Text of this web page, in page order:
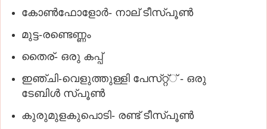
കോണ്‍ഫോളോര്‍- നാല്‌ ടീസ്‌പൂണ്‍
മുട്ട-രണ്ടെണ്ണം
തൈര്‌- ഒരു കപ്പ്‌
ഇഞ്ചി-വെളുത്തുള്ളി പേസ്‌റ്റ്്‌ - ഒരു
ടേബിള്‍ സ്‌പൂണ്‍
കുരുമുളകുപൊടി- രണ്ട്‌ ടീസ്‌പൂണ്‍